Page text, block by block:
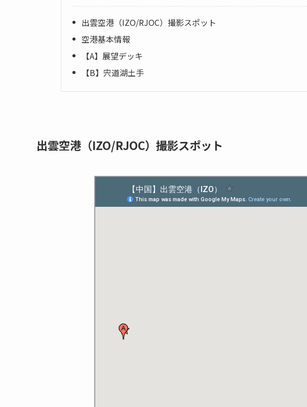
出雲空港（IZO/RJOC）撮影スポット
空港基本情報
【A】展望デッキ
【B】宍道湖土手
出雲空港（IZO/RJOC）撮影スポット